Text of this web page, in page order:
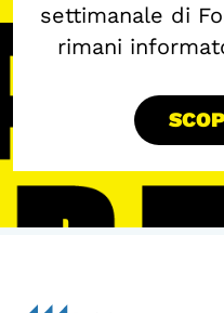
settimanale di
rimani